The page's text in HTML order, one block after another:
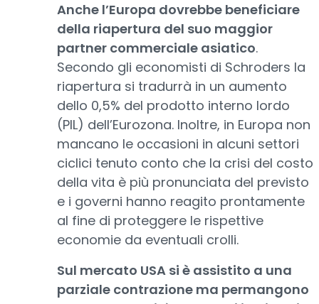
Anche l’Europa dovrebbe beneficiare
della riapertura del suo maggior
partner commerciale asiatico.
Secondo gli economisti di Schroders la
riapertura si tradurrà in un aumento
dello 0,5% del prodotto interno lordo
(PIL) dell’Eurozona. Inoltre, in Europa non
mancano le occasioni in alcuni settori
ciclici tenuto conto che la crisi del costo
della vita è più pronunciata del previsto
e i governi hanno reagito prontamente
al fine di proteggere le rispettive
economie da eventuali crolli.
Sul mercato USA si è assistito a una
parziale contrazione ma permangono